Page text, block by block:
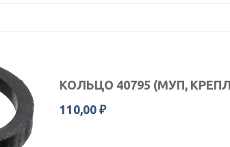
КОЛЬЦО 40795 (МУП,
110,00 ₽